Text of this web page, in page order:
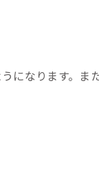
になります。ま